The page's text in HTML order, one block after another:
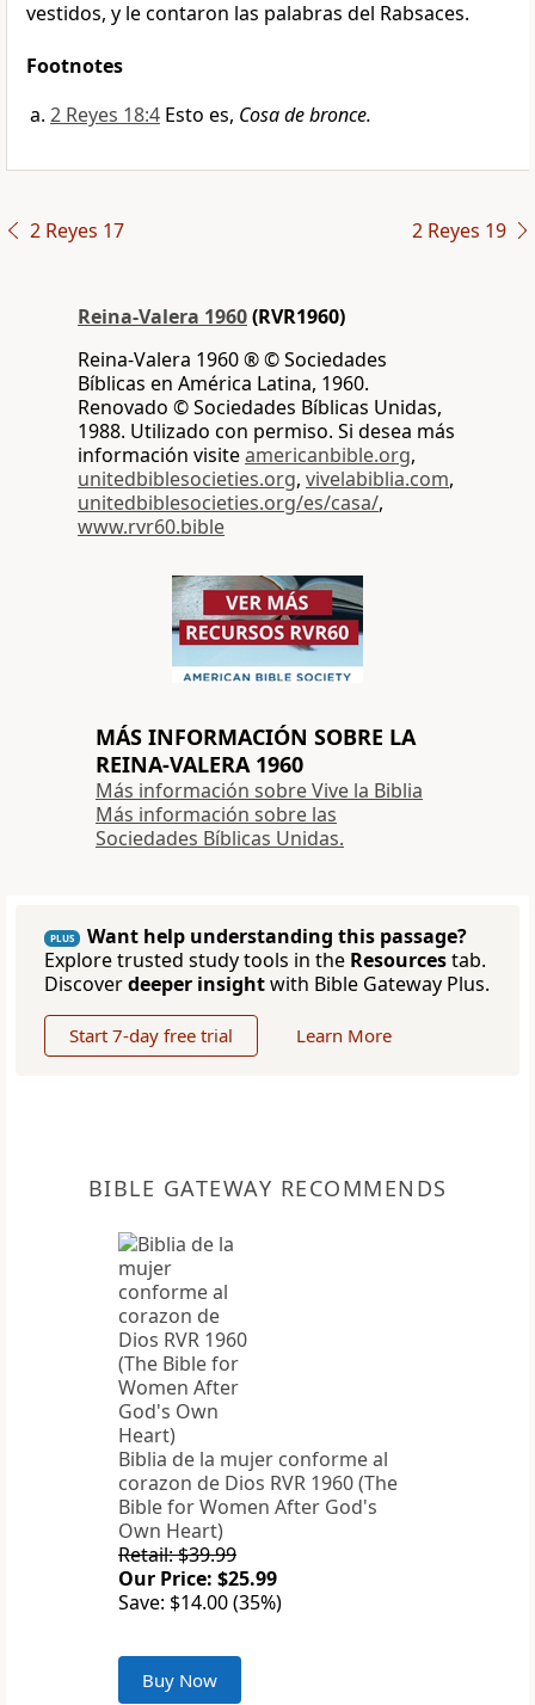
vestidos, y le contaron las palabras del Rabsaces.
Footnotes
2 Reyes 18:4 Esto es, Cosa de bronce.
2 Reyes 17 2 Reyes 19
Reina-Valera 1960(RVR1960)
Reina-Valera 1960 ® © Sociedades
Bíblicas en América Latina, 1960.
Renovado © Sociedades Bíblicas Unidas,
1988. Utilizado con permiso. Si desea más
información visiteamericanbible.org,
unitedbiblesocieties.org, vivelabiblia.com,
unitedbiblesocieties.org/es/casa/,
www.rvr60.bible
MÁS INFORMACIÓN SOBRE LA
REINA-VALERA 1960
Más información sobre Vive la Biblia
Más información sobre las
Sociedades Bíblicas Unidas.
PLUS
Want help understanding this passage?
Explore trusted study tools in the Resourcestab.
Discoverdeeper insightwith Bible Gateway Plus.
Start 7-day free trial Learn More
BIBLE GATEWAY RECOMMENDS
Biblia de la mujer conforme al
corazon de Dios RVR 1960 (The
Bible for Women After God's
Own Heart)
Retail: $39.99
Our Price: $25.99
Save: $14.00 (35%)
Buy Now